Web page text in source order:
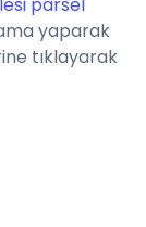
yaparak
tıklayarak